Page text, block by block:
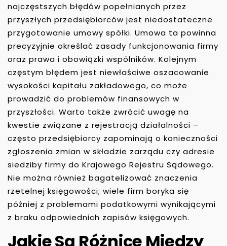
najczęstszych błędów popełnianych przez
przyszłych przedsiębiorców jest niedostateczne
przygotowanie umowy spółki. Umowa ta powinna
precyzyjnie określać zasady funkcjonowania firmy
oraz prawa i obowiązki wspólników. Kolejnym
częstym błędem jest niewłaściwe oszacowanie
wysokości kapitału zakładowego, co może
prowadzić do problemów finansowych w
przyszłości. Warto także zwrócić uwagę na
kwestie związane z rejestracją działalności –
często przedsiębiorcy zapominają o konieczności
zgłoszenia zmian w składzie zarządu czy adresie
siedziby firmy do Krajowego Rejestru Sądowego.
Nie można również bagatelizować znaczenia
rzetelnej księgowości; wiele firm boryka się
później z problemami podatkowymi wynikającymi
z braku odpowiednich zapisów księgowych.
Jakie Są Różnice Między